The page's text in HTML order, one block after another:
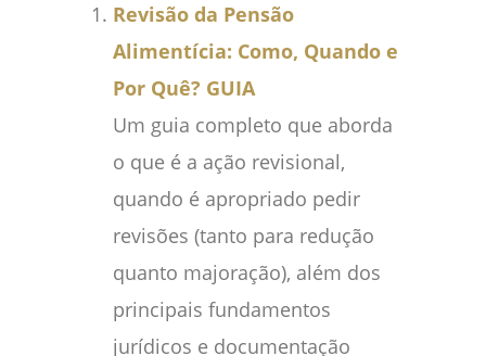
Revisão da Pensão
Alimentícia: Como, Quando e
Por Quê? GUIA
Um guia completo que aborda
o que é a ação revisional,
quando é apropriado pedir
revisões (tanto para redução
quanto majoração), além dos
principais fundamentos
jurídicos e documentação